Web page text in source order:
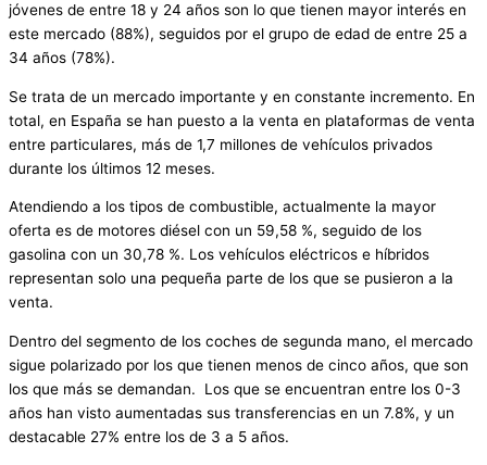
jóvenes de entre 18 y 24 años son lo que tienen mayor interés en
este mercado (88%), seguidos por el grupo de edad de entre 25 a
34 años (78%).
Se trata de un mercado importante y en constante incremento. En
total, en España se han puesto a la venta en plataformas de venta
entre particulares, más de 1,7 millones de vehículos privados
durante los últimos 12 meses.
Atendiendo a los tipos de combustible, actualmente la mayor
oferta es de motores diésel con un 59,58 %, seguido de los
gasolina con un 30,78 %. Los vehículos eléctricos e híbridos
representan solo una pequeña parte de los que se pusieron a la
venta.
Dentro del segmento de los coches de segunda mano, el mercado
sigue polarizado por los que tienen menos de cinco años, que son
los que más se demandan. Los que se encuentran entre los 0-3
años han visto aumentadas sus transferencias en un 7.8%, y un
destacable 27% entre los de 3 a 5 años.